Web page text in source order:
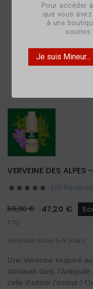
Pour accéder
que vous
à une
soumis
Je suis Mineur...
VERVEINE DES
     (0) Reviews
59,00 € 47,20 €
TTC
livraison sous 3-5 jours
Une Verveine exquise
attribuait dans
celle d'attirer l'amour !